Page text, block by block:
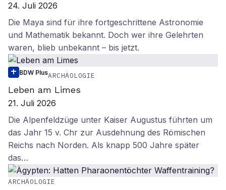
24. Juli 2026
Die Maya sind für ihre fortgeschrittene Astronomie
und Mathematik bekannt. Doch wer ihre Gelehrten
waren, blieb unbekannt – bis jetzt.
BDW PlusARCHÄOLOGIE
Leben am Limes
21. Juli 2026
Die Alpenfeldzüge unter Kaiser Augustus führten um
das Jahr 15 v. Chr zur Ausdehnung des Römischen
Reichs nach Norden. Als knapp 500 Jahre später
das…
ARCHÄOLOGIE